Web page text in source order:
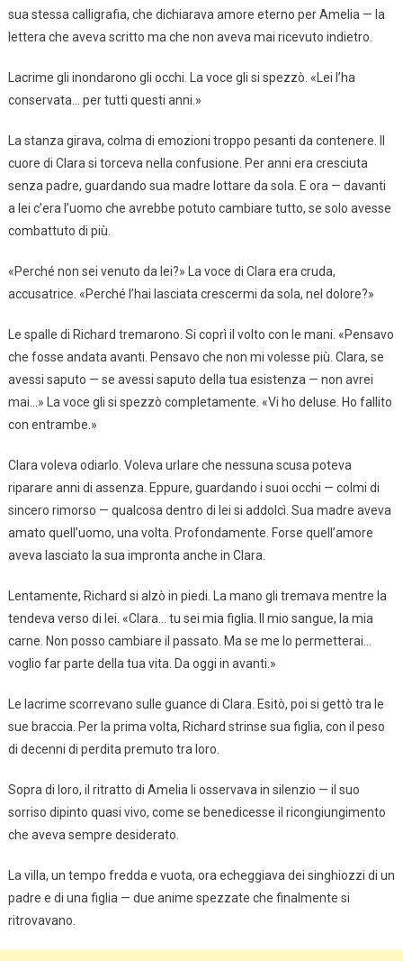
sua stessa calligrafia, che dichiarava amore eterno per Amelia — la
lettera che aveva scritto ma che non aveva mai ricevuto indietro.
Lacrime gli inondarono gli occhi. La voce gli si spezzò. «Lei l’ha
conservata… per tutti questi anni.»
La stanza girava, colma di emozioni troppo pesanti da contenere. Il
cuore di Clara si torceva nella confusione. Per anni era cresciuta
senza padre, guardando sua madre lottare da sola. E ora — davanti
a lei c’era l’uomo che avrebbe potuto cambiare tutto, se solo avesse
combattuto di più.
«Perché non sei venuto da lei?» La voce di Clara era cruda,
accusatrice. «Perché l’hai lasciata crescermi da sola, nel dolore?»
Le spalle di Richard tremarono. Si coprì il volto con le mani. «Pensavo
che fosse andata avanti. Pensavo che non mi volesse più. Clara, se
avessi saputo — se avessi saputo della tua esistenza — non avrei
mai…» La voce gli si spezzò completamente. «Vi ho deluse. Ho fallito
con entrambe.»
Clara voleva odiarlo. Voleva urlare che nessuna scusa poteva
riparare anni di assenza. Eppure, guardando i suoi occhi — colmi di
sincero rimorso — qualcosa dentro di lei si addolcì. Sua madre aveva
amato quell’uomo, una volta. Profondamente. Forse quell’amore
aveva lasciato la sua impronta anche in Clara.
Lentamente, Richard si alzò in piedi. La mano gli tremava mentre la
tendeva verso di lei. «Clara… tu sei mia figlia. Il mio sangue, la mia
carne. Non posso cambiare il passato. Ma se me lo permetterai…
voglio far parte della tua vita. Da oggi in avanti.»
Le lacrime scorrevano sulle guance di Clara. Esitò, poi si gettò tra le
sue braccia. Per la prima volta, Richard strinse sua figlia, con il peso
di decenni di perdita premuto tra loro.
Sopra di loro, il ritratto di Amelia li osservava in silenzio — il suo
sorriso dipinto quasi vivo, come se benedicesse il ricongiungimento
che aveva sempre desiderato.
La villa, un tempo fredda e vuota, ora echeggiava dei singhiozzi di un
padre e di una figlia — due anime spezzate che finalmente si
ritrovavano.